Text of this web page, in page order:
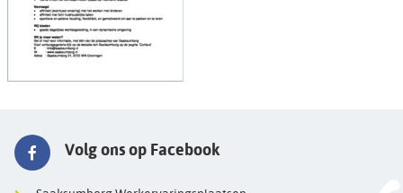
Volg ons op Facebook